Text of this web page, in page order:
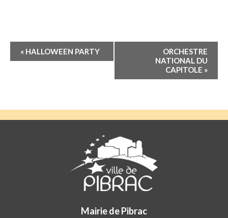
Navigation
Évènement
« HALLOWEEN PARTY
ORCHESTRE
NATIONAL DU
CAPITOLE »
Mairie de Pibrac